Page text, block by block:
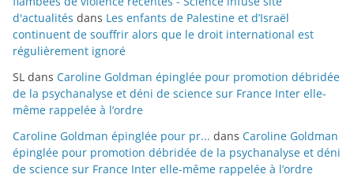
d'actualités dans Les enfants de Palestine et d’Israël
continuent de souffrir alors que le droit international est
régulièrement ignoré
SL dans Caroline Goldman épinglée pour promotion débridée
de la psychanalyse et déni de science sur France Inter elle-
même rappelée à l’ordre
Caroline Goldman épinglée pour pr... dans Caroline Goldman
épinglée pour promotion débridée de la psychanalyse et déni
de science sur France Inter elle-même rappelée à l’ordre